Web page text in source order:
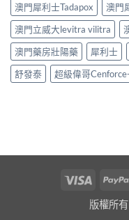
澳門犀利士Tadapox
澳門
澳門立威大levitra vilitra
澳門藥房壯陽藥
犀利士
舒發泰
超級偉哥
Visa
版權所